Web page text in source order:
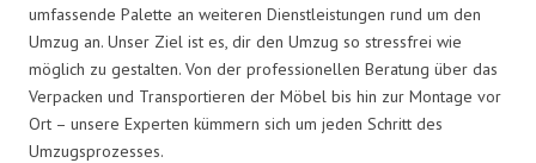
umfassende Palette an weiteren Dienstleistungen rund um den
Umzug an. Unser Ziel ist es, dir den Umzug so stressfrei wie
möglich zu gestalten. Von der professionellen Beratung über das
Verpacken und Transportieren der Möbel bis hin zur Montage vor
Ort – unsere Experten kümmern sich um jeden Schritt des
Umzugsprozesses.